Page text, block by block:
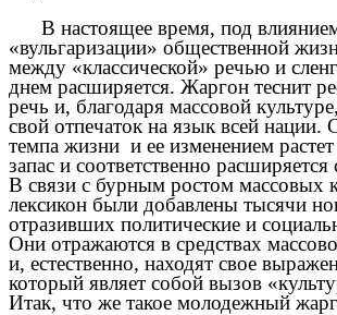
В настоящее время, под
«вульгаризации» общественной
между «классической» речью и
днем расширяется. Жаргон теснит
речь и, благодаря массовой
свой отпечаток на язык всей нации.
темпа жизни и ее изменением
запас и соответственно расширяется
В связи с бурным ростом массовых
лексикон были добавлены тысячи
отразивших политические и
Они отражаются в средствах
и, естественно, находят свое
который являет собой вызов
Итак, что же такое молодежный